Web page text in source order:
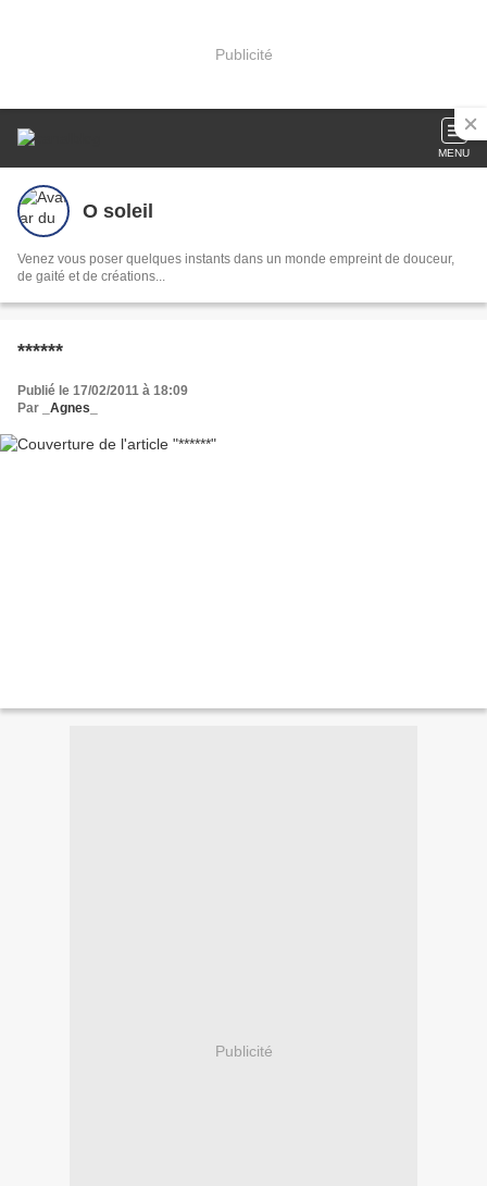
Publicité
MENU
O soleil
Venez vous poser quelques instants dans un monde empreint de douceur,
de gaité et de créations...
******
Publié le 17/02/2011 à 18:09
Par
_Agnes_
Publicité